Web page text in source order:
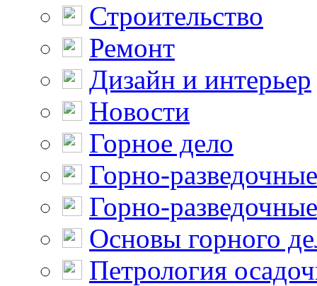
Строительство
Ремонт
Дизайн и интерьер
Новости
Горное дело
Горно-
Горно-
Основы горного
Петрология